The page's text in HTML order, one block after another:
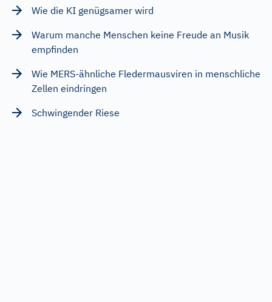
Wie die KI genügsamer wird
Warum manche Menschen keine Freude an Musik
empfinden
Wie MERS-ähnliche Fledermausviren in menschliche
Zellen eindringen
Schwingender Riese